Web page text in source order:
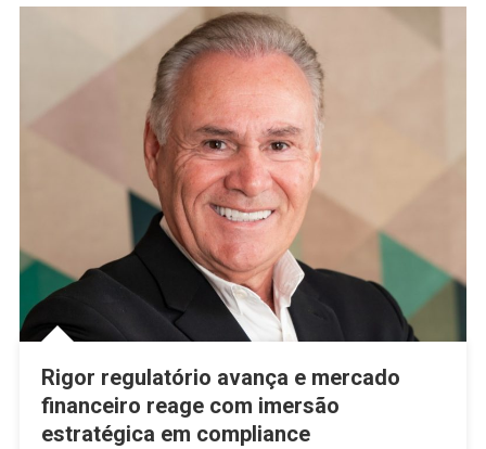
Rigor regulatório avança e mercado
financeiro reage com imersão
estratégica em compliance